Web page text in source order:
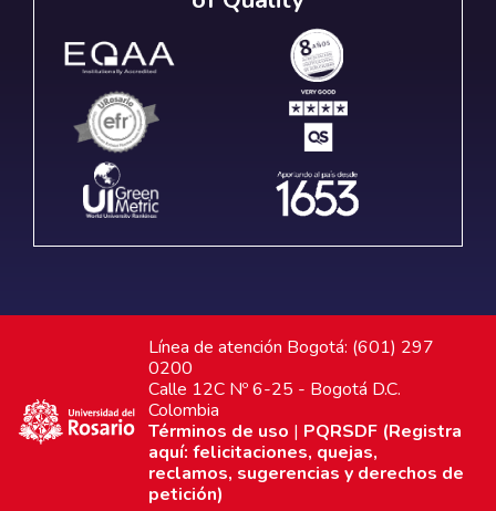
Línea de atención Bogotá: (601) 297
0200
Calle 12C Nº 6-25 - Bogotá D.C.
Colombia
Términos de uso | PQRSDF (Registra
aquí: felicitaciones, quejas,
reclamos, sugerencias y derechos de
petición)